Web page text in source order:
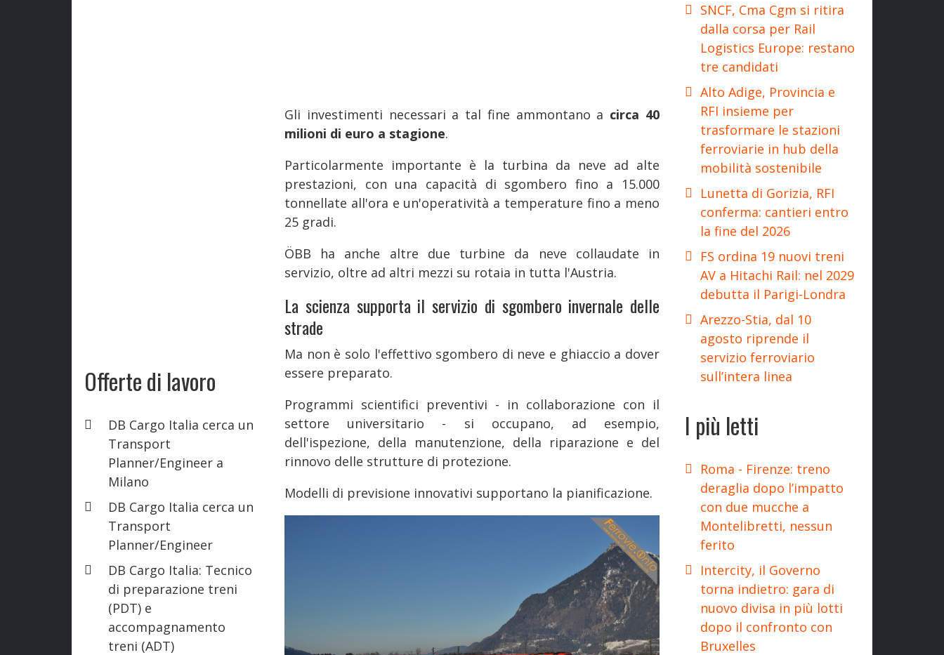
Offerte di lavoro
DB Cargo Italia cerca un
Transport
Planner/Engineer a
Milano
DB Cargo Italia cerca un
Transport
Planner/Engineer
DB Cargo Italia: Tecnico
di preparazione treni
(PDT) e
accompagnamento
treni (ADT)
Gli investimenti necessari a tal fine ammontano a circa 40
milioni di euro a stagione.
Particolarmente importante è la turbina da neve ad alte
prestazioni, con una capacità di sgombero fino a 15.000
tonnellate all'ora e un'operatività a temperature fino a meno
25 gradi.
ÖBB ha anche altre due turbine da neve collaudate in
servizio, oltre ad altri mezzi su rotaia in tutta l'Austria.
La scienza supporta il servizio di sgombero invernale delle
strade
Ma non è solo l'effettivo sgombero di neve e ghiaccio a dover
essere preparato.
Programmi scientifici preventivi - in collaborazione con il
settore universitario - si occupano, ad esempio,
dell'ispezione, della manutenzione, della riparazione e del
rinnovo delle strutture di protezione.
Modelli di previsione innovativi supportano la pianificazione.
SNCF, Cma Cgm si ritira
dalla corsa per Rail
Logistics Europe: restano
tre candidati
Alto Adige, Provincia e
RFI insieme per
trasformare le stazioni
ferroviarie in hub della
mobilità sostenibile
Lunetta di Gorizia, RFI
conferma: cantieri entro
la fine del 2026
FS ordina 19 nuovi treni
AV a Hitachi Rail: nel 2029
debutta il Parigi-Londra
Arezzo-Stia, dal 10
agosto riprende il
servizio ferroviario
sull’intera linea
I più letti
Roma - Firenze: treno
deraglia dopo l’impatto
con due mucche a
Montelibretti, nessun
ferito
Intercity, il Governo
torna indietro: gara di
nuovo divisa in più lotti
dopo il confronto con
Bruxelles